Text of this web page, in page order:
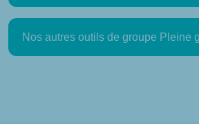
Nos autres outils de groupe Pleine